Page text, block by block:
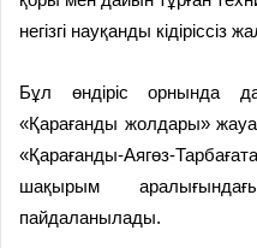
негізгі науқанды кідіріссіз
Бұл өндіріс орнында
«Қарағанды жолдары»
«Қарағанды-Аягөз-
шақырым
пайдаланылады.